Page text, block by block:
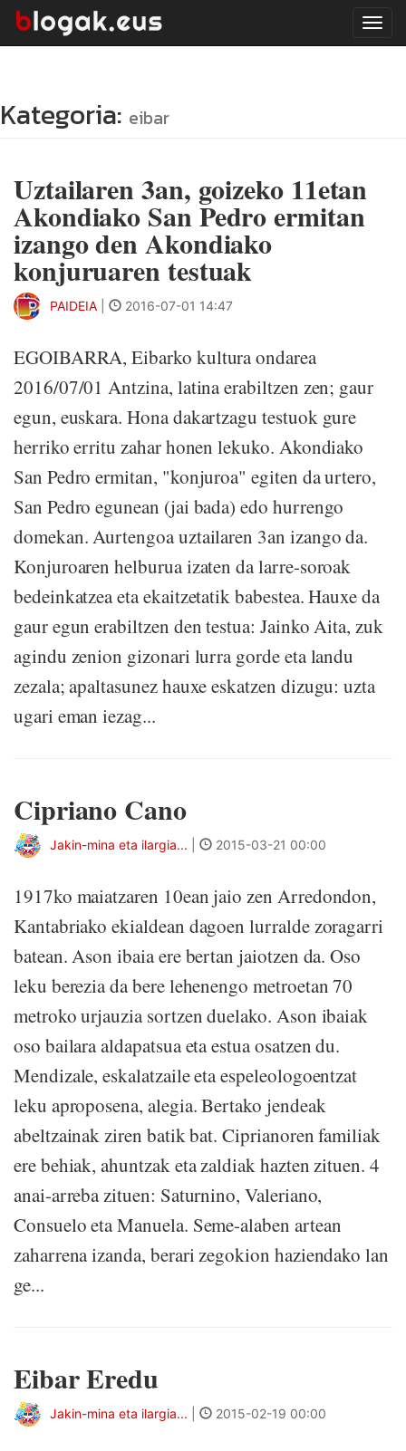
Kategoria: eibar
Uztailaren 3an, goizeko 11etan
Akondiako San Pedro ermitan
izango den Akondiako
konjuruaren testuak
PAIDEIA 2016-07-01 14:47
EGOIBARRA, Eibarko kultura ondarea
2016/07/01 Antzina, latina erabiltzen zen; gaur
egun, euskara. Hona dakartzagu testuok gure
herriko erritu zahar honen lekuko. Akondiako
San Pedro ermitan, "konjuroa" egiten da urtero,
San Pedro egunean (jai bada) edo hurrengo
domekan. Aurtengoa uztailaren 3an izango da.
Konjuroaren helburua izaten da larre-soroak
bedeinkatzea eta ekaitzetatik babestea. Hauxe da
gaur egun erabiltzen den testua: Jainko Aita, zuk
agindu zenion gizonari lurra gorde eta landu
zezala; apaltasunez hauxe eskatzen dizugu: uzta
ugari eman iezag...
Cipriano Cano
Jakin-mina eta ilargia... 2015-03-21 00:00
1917ko maiatzaren 10ean jaio zen Arredondon,
Kantabriako ekialdean dagoen lurralde zoragarri
batean. Ason ibaia ere bertan jaiotzen da. Oso
leku berezia da bere lehenengo metroetan 70
metroko urjauzia sortzen duelako. Ason ibaiak
oso bailara aldapatsua eta estua osatzen du.
Mendizale, eskalatzaile eta espeleologoentzat
leku aproposena, alegia. Bertako jendeak
abeltzainak ziren batik bat. Ciprianoren familiak
ere behiak, ahuntzak eta zaldiak hazten zituen. 4
anai-arreba zituen: Saturnino, Valeriano,
Consuelo eta Manuela. Seme-alaben artean
zaharrena izanda, berari zegokion haziendako lan
ge...
Eibar Eredu
Jakin-mina eta ilargia... 2015-02-19 00:00